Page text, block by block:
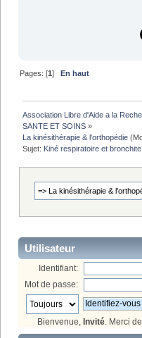
Pages: [1]
En haut
Association Libre d'Aide a la
SANTE ET SOINS »
La kinésithérapie & l'orthopédie
Sujet: Kiné respiratoire et
Utilisateur
Identifiant:
Mot de passe:
Bienvenue, Invité. Merci de